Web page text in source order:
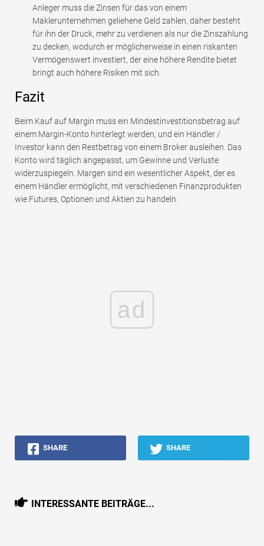
Anleger muss die Zinsen für das von einem
Maklerunternehmen geliehene Geld zahlen, daher besteht
für ihn der Druck, mehr zu verdienen als nur die Zinszahlung
zu decken, wodurch er möglicherweise in einen riskanten
Vermögenswert investiert, der eine höhere Rendite bietet
bringt auch höhere Risiken mit sich.
Fazit
Beim Kauf auf Margin muss ein Mindestinvestitionsbetrag auf
einem Margin-Konto hinterlegt werden, und ein Händler /
Investor kann den Restbetrag von einem Broker ausleihen. Das
Konto wird täglich angepasst, um Gewinne und Verluste
widerzuspiegeln. Margen sind ein wesentlicher Aspekt, der es
einem Händler ermöglicht, mit verschiedenen Finanzprodukten
wie Futures, Optionen und Aktien zu handeln.
ad
SHARE SHARE
INTERESSANTE BEITRÄGE...